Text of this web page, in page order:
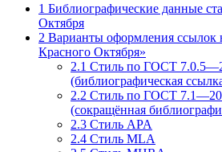
1 Библиографические данные
Октября
2 Варианты оформления ссылок
Красного Октября»
2.1 Стиль по ГОСТ
(библиографическая
2.2 Стиль по ГОСТ
(сокращённая
2.3 Стиль APA
2.4 Стиль MLA